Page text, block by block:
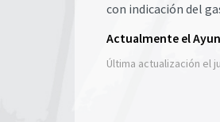
con indicación del
Actualmente el
Última actualización el